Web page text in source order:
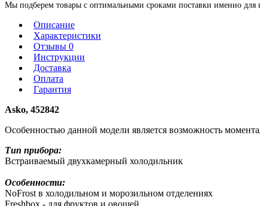
Мы подберем товары с оптимальными сроками поставки именно для
Описание
Характеристики
Отзывы 0
Инструкции
Доставка
Оплата
Гарантия
Asko, 452842
Особенностью данной модели является возможность
Тип прибора:
Встраиваемый двухкамерный холодильник
Особенности:
NoFrost в холодильном и морозильном отделениях